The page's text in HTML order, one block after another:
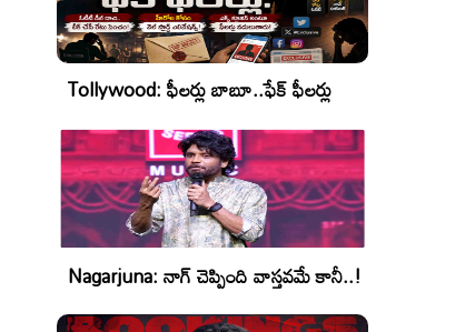
Tollywood: ఫీలర్లు బాబూ..ఫేక్ ఫీలర్లు
Nagarjuna: నాగ్ చెప్పింది వాస్తవమే కానీ..!